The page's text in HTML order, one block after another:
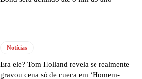
Notícias
Era ele? Tom Holland revela se realmente
gravou cena só de cueca em ‘Homem-